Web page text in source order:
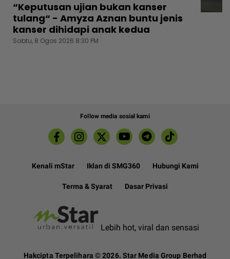
“Keputusan ujian bukan kanser
tulang“ - Amyza Aznan buntu jenis
kanser dihidapi anak kedua
Sabtu, 8 Ogos 2026 8:30 PM
Follow media sosial kami
Kenali mStar Iklan di SMG360 Hubungi Kami
Terma & Syarat Dasar Privasi
Lebih hot, viral dan sensasi
Hakcipta Terpelihara ©2026. Star Media Group Berhad